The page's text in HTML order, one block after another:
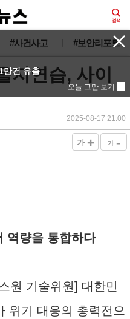
#사건사고 #보안리포트
지연습, 사이
2025-08-17 21:00
가 + 가 -
역량을 통합하다
원 기술위원] 대한민
위기 대응의 총력전으
만건 유출
오늘 그만 보기